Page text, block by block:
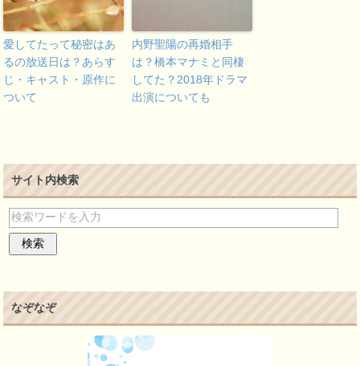
愛してたって秘密はあ
るの放送日は？あらす
じ・キャスト・原作に
ついて
内野聖陽の再婚相手
は？橋本マナミと同棲
してた？2018年ドラマ
出演についても
サイト内検索
なぞなぞ